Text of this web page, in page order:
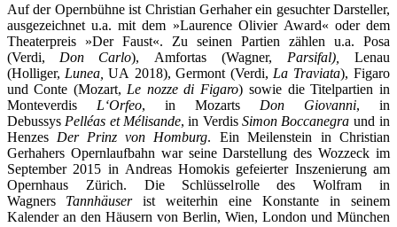
Auf der Opernbühne ist Christian Gerhaher ein gesuchter Darsteller,
ausgezeichnet u.a. mit dem »Laurence Olivier Award« oder dem
Theaterpreis »Der Faust«. Zu seinen Partien zählen u.a. Posa
(Verdi, Don Carlo), Amfortas (Wagner, Parsifal),
Lenau
(Holliger, Lunea, UA 2018), Germont (Verdi, La Traviata), Figaro
und Conte (Mozart, Le nozze di Figaro) sowie die Titelpartien in
Monteverdis L‘Orfeo, in Mozarts Don Giovanni, in
Debussys Pelléas et Mélisande, in Verdis Simon Boccanegra und in
Henzes Der Prinz von Homburg. Ein Meilenstein in Christian
Gerhahers Opernlaufbahn war seine Darstellung des Wozzeck im
September 2015 in Andreas Homokis gefeierter Inszenierung am
Opernhaus Zürich. Die Schlüsselrolle des Wolfram in
Wagners Tannhäuserist weiterhin eine Konstante in seinem
Kalender an den Häusern von Berlin, Wien, London und München